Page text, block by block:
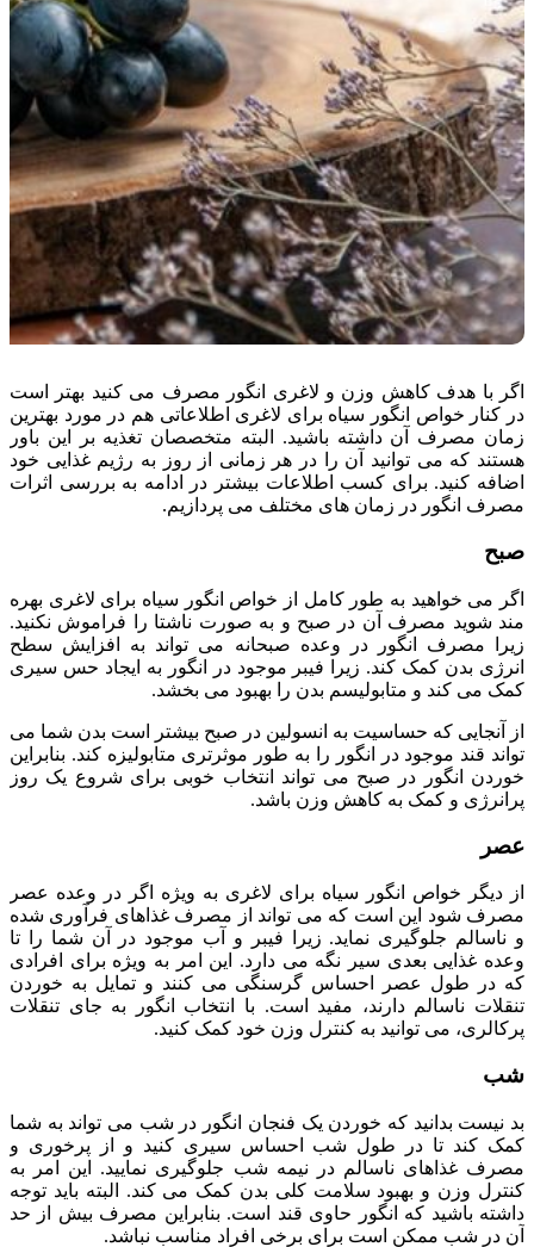
اگر با هدف کاهش وزن و لاغری انگور مصرف می کنید بهتر است
در کنار خواص انگور سیاه برای لاغری اطلاعاتی هم در مورد بهترین
زمان مصرف آن داشته باشید. البته متخصصان تغذیه بر این باور
هستند که می توانید آن را در هر زمانی از روز به رژیم غذایی خود
اضافه کنید. برای کسب اطلاعات بیشتر در ادامه به بررسی اثرات
مصرف انگور در زمان های مختلف می پردازیم.
صبح
اگر می خواهید به طور کامل از خواص انگور سیاه برای لاغری بهره
مند شوید مصرف آن در صبح و به صورت ناشتا را فراموش نکنید.
زیرا مصرف انگور در وعده صبحانه می تواند به افزایش سطح
انرژی بدن کمک کند. زیرا فیبر موجود در انگور به ایجاد حس سیری
کمک می کند و متابولیسم بدن را بهبود می بخشد.
از آنجایی که حساسیت به انسولین در صبح بیشتر است بدن شما می
تواند قند موجود در انگور را به طور موثرتری متابولیزه کند. بنابراین
خوردن انگور در صبح می تواند انتخاب خوبی برای شروع یک روز
پرانرژی و کمک به کاهش وزن باشد.
عصر
از دیگر خواص انگور سیاه برای لاغری به ویژه اگر در وعده عصر
مصرف شود این است که می تواند از مصرف غذاهای فرآوری شده
و ناسالم جلوگیری نماید. زیرا فیبر و آب موجود در آن شما را تا
وعده غذایی بعدی سیر نگه می دارد. این امر به ویژه برای افرادی
که در طول عصر احساس گرسنگی می کنند و تمایل به خوردن
تنقلات ناسالم دارند، مفید است. با انتخاب انگور به جای تنقلات
پرکالری، می توانید به کنترل وزن خود کمک کنید.
شب
بد نیست بدانید که خوردن یک فنجان انگور در شب می تواند به شما
کمک کند تا در طول شب احساس سیری کنید و از پرخوری و
مصرف غذاهای ناسالم در نیمه شب جلوگیری نمایید. این امر به
کنترل وزن و بهبود سلامت کلی بدن کمک می کند. البته باید توجه
داشته باشید که انگور حاوی قند است. بنابراین مصرف بیش از حد
آن در شب ممکن است برای برخی افراد مناسب نباشد.